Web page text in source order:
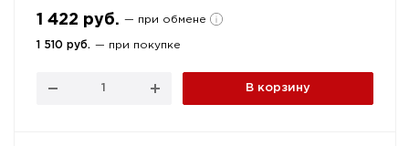
1 422 руб. — при обмене
1 510 руб. — при покупке
В корзину